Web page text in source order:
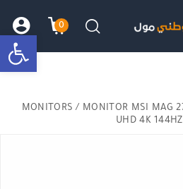
ليصلك كل جديد ؟
0
עגלתחיפוש
MONITORS/ MONITOR MSI MAG
UHD 4K